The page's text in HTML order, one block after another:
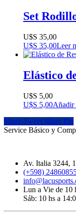
Set
$
35,00
$
35,00Leer
Elástico
$
5,00
$
5,00Añadir
Share Tweet Share Pin
Service Básico y
Av. Italia 3244,
(+598)
Lun a Vie de 10
Sáb: 10 hs a